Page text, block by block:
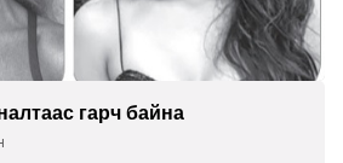
гарч байна